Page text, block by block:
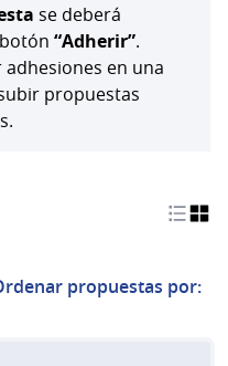
se deberá
“Adherir”.
en una
propuestas
propuestas por: